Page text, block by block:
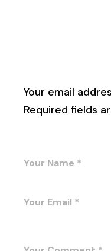
Your email
Required fields